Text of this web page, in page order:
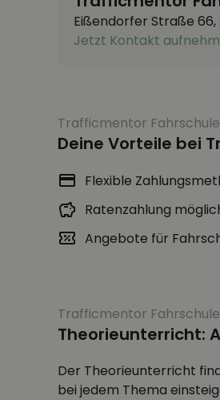
Eißendorfer Straße
Jetzt Kontakt
Trafficmentor Fahrschule
Deine Vorteile bei
Flexible
Ratenzahlung
Angebote für
Trafficmentor Fahrschule
Theorieunterricht:
Der Theorieunterricht
bei jedem Thema